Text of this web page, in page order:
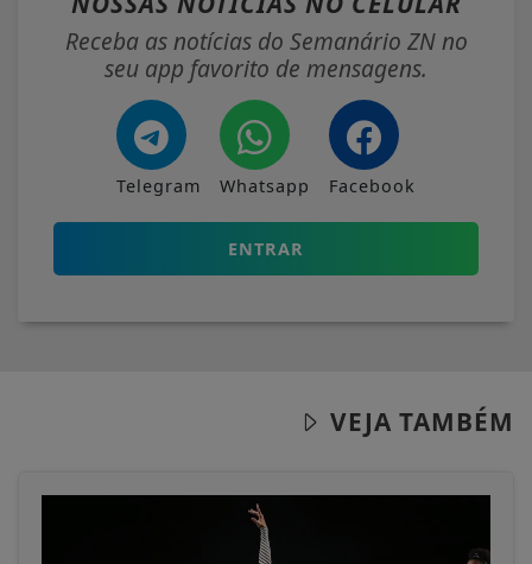
Receba as notícias do Semanário ZN no
seu app favorito de mensagens.
Telegram Whatsapp Facebook
ENTRAR
VEJA TAMBÉM